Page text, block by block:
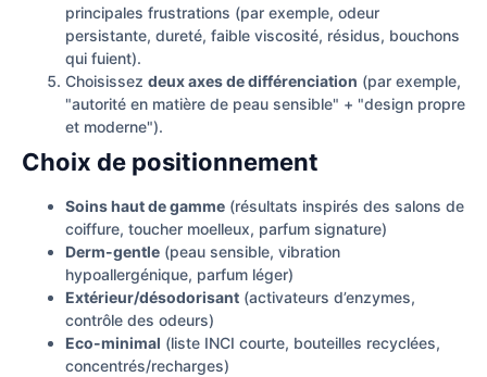
principales frustrations (par exemple, odeur
persistante, dureté, faible viscosité, résidus, bouchons
qui fuient).
Choisissez deux axes de différenciation (par exemple,
"autorité en matière de peau sensible" + "design propre
et moderne").
Choix de positionnement
Soins haut de gamme (résultats inspirés des salons de
coiffure, toucher moelleux, parfum signature)
Derm-gentle (peau sensible, vibration
hypoallergénique, parfum léger)
Extérieur/désodorisant (activateurs d’enzymes,
contrôle des odeurs)
Eco-minimal (liste INCI courte, bouteilles recyclées,
concentrés/recharges)